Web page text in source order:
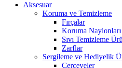
Aksesuar
Koruma ve Temizleme
Fırçalar
Koruma Naylonları
Sıvı Temizleme
Zarflar
Sergileme ve Hediyelik
Çerçeveler